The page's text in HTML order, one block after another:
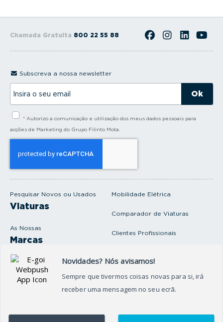
Chamada Gratuita 800 22 55 88
Pesquisar Novos ou Usados
Viaturas
As Nossas
Marcas
Produtos e serviços
Oficina
Mobilidade Elétrica
Comparador de Viaturas
Clientes Profissionais
Seguros Protector
Subscreva a nossa newsletter
s
l
* Autorizo a comunicação e utilização dos meus dados pessoais para
acções de Marketing do Grupo Filinto Mota.